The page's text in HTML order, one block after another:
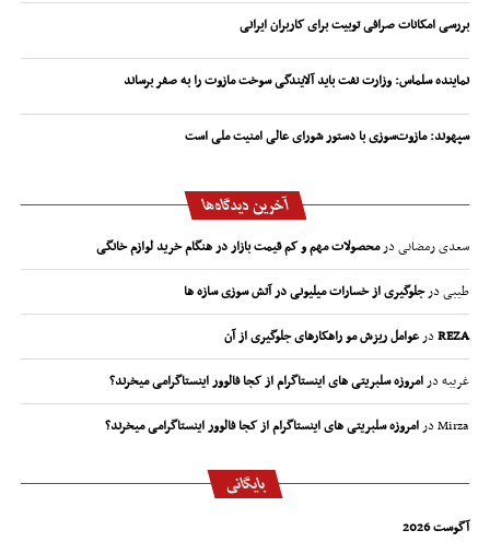
بررسی امکانات صرافی توبیت برای کاربران ایرانی
نماینده سلماس: وزارت نفت باید آلایندگی سوخت مازوت را به صفر برساند
سپهوند:‌ مازوت‌سوزی با دستور شورای عالی امنیت ملی است
آخرین دیدگاه‌ها
سعدی رمضانیدرمحصولات مهم و کم قیمت بازار در هنگام خرید لوازم خانگی
طیبیدرجلوگیری از خسارات میلیونی در آتش سوزی سازه ها
REZAدرعوامل ریزش مو راهکارهای جلوگیری از آن
غریبهدرامروزه سلبریتی های اینستاگرام از کجا فالوور اینستاگرامی میخرند؟
Mirzaدرامروزه سلبریتی های اینستاگرام از کجا فالوور اینستاگرامی میخرند؟
بایگانی
آگوست 2026